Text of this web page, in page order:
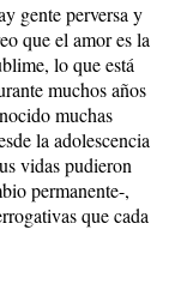
gente perversa y
que el amor es la
lo que está
muchos años
muchas
la adolescencia
vidas pudieron
permanente-,
que cada